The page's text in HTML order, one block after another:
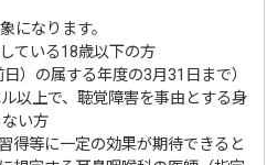
になります。
ている18歳以下の方
）の属する年度の3月31日まで）
以上で、聴覚障害を事由とする身
い方
得等に一定の効果が期待できると